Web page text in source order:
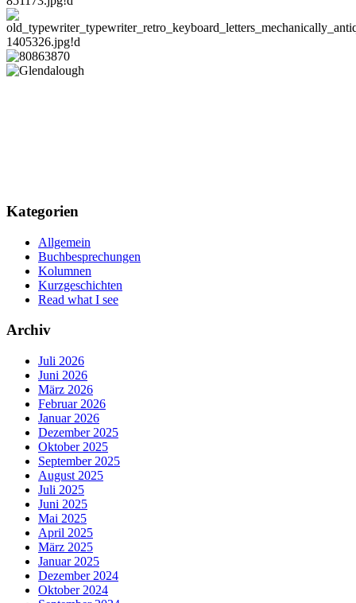
Kategorien
Allgemein
Buchbesprechungen
Kolumnen
Kurzgeschichten
Read what I see
Archiv
Juli 2026
Juni 2026
März 2026
Februar 2026
Januar 2026
Dezember 2025
Oktober 2025
September 2025
August 2025
Juli 2025
Juni 2025
Mai 2025
April 2025
März 2025
Januar 2025
Dezember 2024
Oktober 2024